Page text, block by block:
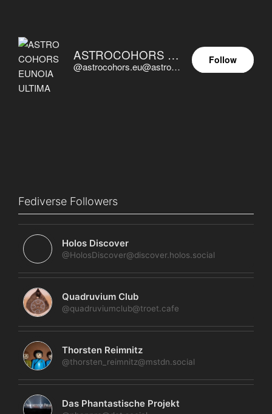
ASTROCOHORS EUNOIA ULTIMA
@astrocohors.eu@astrocohors.eu
Follow
Fediverse Followers
Holos Discover
@HolosDiscover@discover.holos.social
Quadruvium Club
@quadruviumclub@troet.cafe
Thorsten Reimnitz
@thorsten_reimnitz@mstdn.social
Das Phantastische Projekt